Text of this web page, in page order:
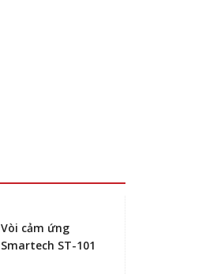
Vòi cảm ứng
Smartech ST-101